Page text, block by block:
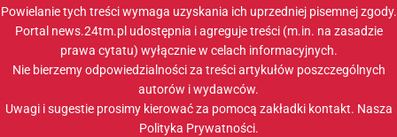
Powielanie tych treści wymaga uzyskania ich uprzedniej pisemnej zgody.
Portal news.24tm.pl udostępnia i agreguje treści (m.in. na zasadzie
prawa cytatu) wyłącznie w celach informacyjnych.
Nie bierzemy odpowiedzialności za treści artykułów poszczególnych
autorów i wydawców.
Uwagi i sugestie prosimy kierować za pomocą zakładki kontakt. Nasza
Polityka Prywatności.